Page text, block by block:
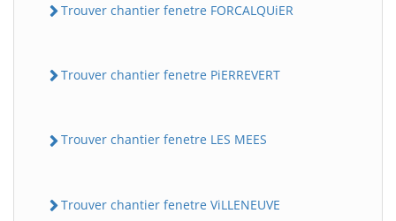
Trouver chantier fenetre FORCALQUiER
Trouver chantier fenetre PiERREVERT
Trouver chantier fenetre LES MEES
Trouver chantier fenetre ViLLENEUVE